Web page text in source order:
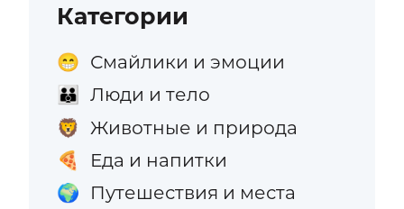
Категории
😁 Смайлики и эмоции
👪 Люди и тело
🦁 Животные и природа
🍕 Еда и напитки
🌍 Путешествия и места